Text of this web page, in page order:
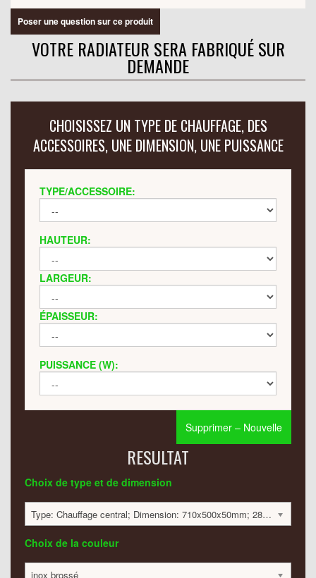
Poser une question sur ce produit
VOTRE RADIATEUR SERA FABRIQUÉ SUR
DEMANDE
CHOISISSEZ UN TYPE DE CHAUFFAGE, DES
ACCESSOIRES, UNE DIMENSION, UNE PUISSANCE
TYPE/ACCESSOIRE:
HAUTEUR:
LARGEUR:
ÉPAISSEUR:
PUISSANCE (W):
Supprimer – Nouvelle
RESULTAT
Choix de type et de dimension
Type: Chauffage central; Dimension: 710x500x50mm; 285 Watt:; 2392 €
Choix de la couleur
inox brossé